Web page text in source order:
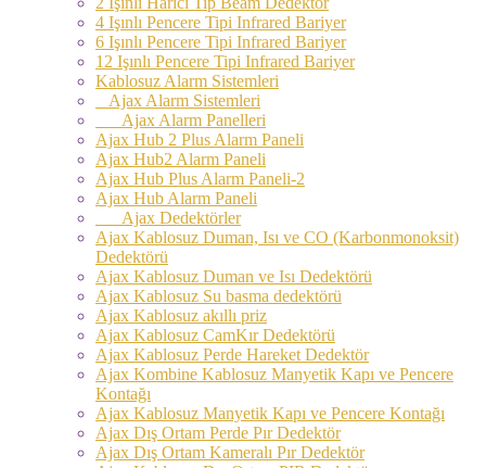
4 Işınlı Pencere Tipi Infrared Bariyer
6 Işınlı Pencere Tipi Infrared Bariyer
12 Işınlı Pencere Tipi Infrared Bariyer
Kablosuz Alarm Sistemleri
Ajax Alarm Sistemleri
Ajax Alarm Panelleri
Ajax Hub 2 Plus Alarm Paneli
Ajax Hub2 Alarm Paneli
Ajax Hub Plus Alarm Paneli-2
Ajax Hub Alarm Paneli
Ajax Dedektörler
Ajax Kablosuz Duman, Isı ve CO (Karbonmonoksit)
Dedektörü
Ajax Kablosuz Duman ve Isı Dedektörü
Ajax Kablosuz Su basma dedektörü
Ajax Kablosuz akıllı priz
Ajax Kablosuz CamKır Dedektörü
Ajax Kablosuz Perde Hareket Dedektör
Ajax Kombine Kablosuz Manyetik Kapı ve Pencere
Kontağı
Ajax Kablosuz Manyetik Kapı ve Pencere Kontağı
Ajax Dış Ortam Perde Pır Dedektör
Ajax Dış Ortam Kameralı Pır Dedektör